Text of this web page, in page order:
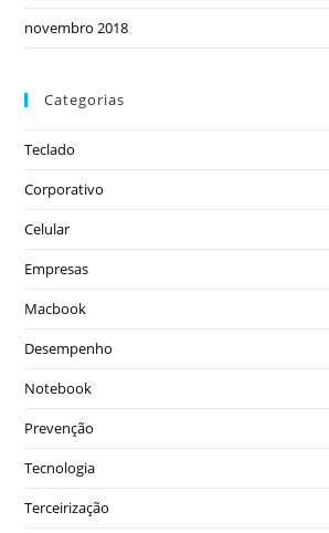
novembro 2018
Categorias
Teclado
Corporativo
Celular
Empresas
Macbook
Desempenho
Notebook
Prevenção
Tecnologia
Terceirização